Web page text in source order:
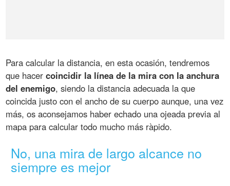
Para calcular la distancia, en esta ocasión, tendremos
que hacercoincidir la línea de la mira con la anchura
del enemigo, siendo la distancia adecuada la que
coincida justo con el ancho de su cuerpo aunque, una vez
más, os aconsejamos haber echado una ojeada previa al
mapa para calcular todo mucho más ràpido.
No, una mira de largo alcance no
siempre es mejor